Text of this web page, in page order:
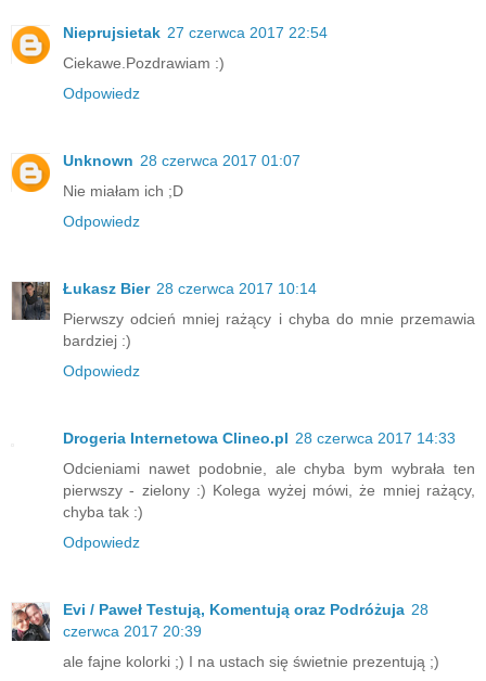
Nieprujsietak 27 czerwca 2017 22:54
Ciekawe.Pozdrawiam :)
Odpowiedz
Unknown 28 czerwca 2017 01:07
Nie miałam ich ;D
Odpowiedz
Łukasz Bier 28 czerwca 2017 10:14
Pierwszy odcień mniej rażący i chyba do mnie przemawia
bardziej :)
Odpowiedz
Drogeria Internetowa Clineo.pl 28 czerwca 2017 14:33
Odcieniami nawet podobnie, ale chyba bym wybrała ten
pierwszy - zielony :) Kolega wyżej mówi, że mniej rażący,
chyba tak :)
Odpowiedz
Evi / Paweł Testują, Komentują oraz Podróżuja 28
czerwca 2017 20:39
ale fajne kolorki ;) I na ustach się świetnie prezentują ;)